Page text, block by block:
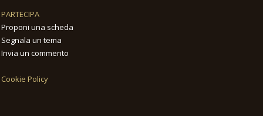
PARTECIPA
Proponi una scheda
Segnala un tema
Invia un commento
Cookie Policy